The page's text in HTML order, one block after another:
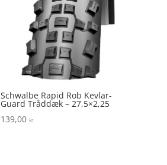
Schwalbe Rapid Rob Kevlar-
Guard Tråddæk – 27,5×2,25
139,00kr.